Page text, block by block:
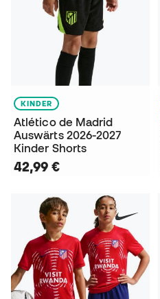
KINDER
Atlético de Madrid
Auswärts 2026-2027
Kinder Shorts
42,99 €